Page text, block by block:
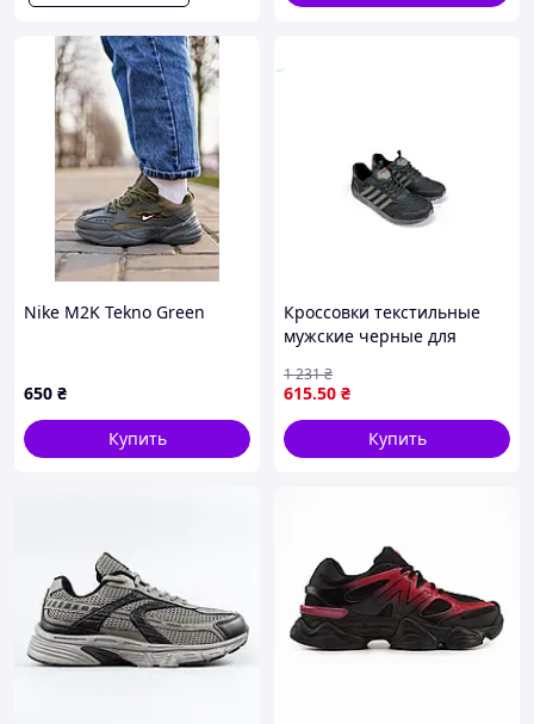
Nike M2K Tekno Green
650 ₴
Купить
Кроссовки текстильные
мужские черные для
повседневной носки с
шнуровкой и средней
полнотой
615.50 ₴
1 231₴
Купить